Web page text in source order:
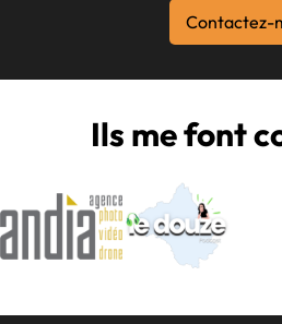
Contactez-
Ils me font